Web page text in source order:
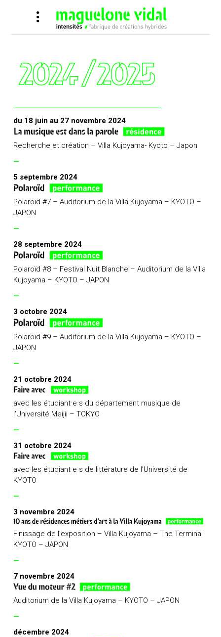
du 18 juin au 27 novembre 2024
Recherche et création – Villa Kujoyama- Kyoto – Japon
—
5 septembre 2024
Polaroïd #7 – Auditorium de la Villa Kujoyama – KYOTO –
JAPON
—
28 septembre 2024
Polaroïd #8 – Festival Nuit Blanche – Auditorium de la Villa
Kujoyama – KYOTO – JAPON
—
3 octobre 2024
Polaroïd #9 – Auditorium de la Villa Kujoyama – KYOTO –
JAPON
—
21 octobre 2024
avec les étudiant·e·s du département musique de
l’Université Meijii – TOKYO
—
31 octobre 2024
avec les étudiant·e·s de littérature de l’Université de
KYOTO
—
3 novembre 2024
Finissage de l’exposition – Villa Kujoyama – The Terminal
KYOTO – JAPON
—
7 novembre 2024
Auditorium de la Villa Kujoyama – KYOTO – JAPON
—
décembre 2024